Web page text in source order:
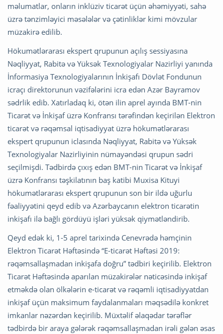
məlumatlar, onların inklüziv ticarət üçün əhəmiyyəti, sahə
üzrə tənzimləyici məsələlər və çətinliklər kimi mövzular
müzakirə edilib.
Hökumətlərarası ekspert qrupunun açılış sessiyasına
Nəqliyyat, Rabitə və Yüksək Texnologiyalar Nazirliyi yanında
İnformasiya Texnologiyalarının İnkişafı Dövlət Fondunun
icraçı direktorunun vəzifələrini icra edən Azər Bayramov
sədrlik edib. Xatırladaq ki, ötən ilin aprel ayında BMT-nin
Ticarət və İnkişaf üzrə Konfransı tərəfindən keçirilən Elektron
ticarət və rəqəmsal iqtisadiyyat üzrə hökumətlərarası
ekspert qrupunun iclasında Nəqliyyat, Rabitə və Yüksək
Texnologiyalar Nazirliyinin nümayəndəsi qrupun sədri
seçilmişdi. Tədbirdə çıxış edən BMT-nin Ticarət və İnkişaf
üzrə Konfransı təşkilatının baş katibi Muxisa Kituyi
hökumətlərarası ekspert qrupunun son bir ildə uğurlu
fəaliyyətini qeyd edib və Azərbaycanın elektron ticarətin
inkişafı ilə bağlı gördüyü işləri yüksək qiymətləndirib.
Qeyd edək ki, 1-5 aprel tarixində Cenevrədə həmçinin
Elektron Ticarət Həftəsində “E-ticarət Həftəsi 2019:
rəqəmsallaşmadan inkişafa doğru” tədbiri keçirilib. Elektron
Ticarət Həftəsində aparılan müzakirələr nəticəsində inkişaf
etməkdə olan ölkələrin e-ticarət və rəqəmli iqtisadiyyatdan
inkişaf üçün maksimum faydalanmaları məqsədilə konkret
imkanlar nəzərdən keçirilib. Müxtəlif əlaqədar tərəflər
tədbirdə bir araya gələrək rəqəmsallaşmadan irəli gələn əsas